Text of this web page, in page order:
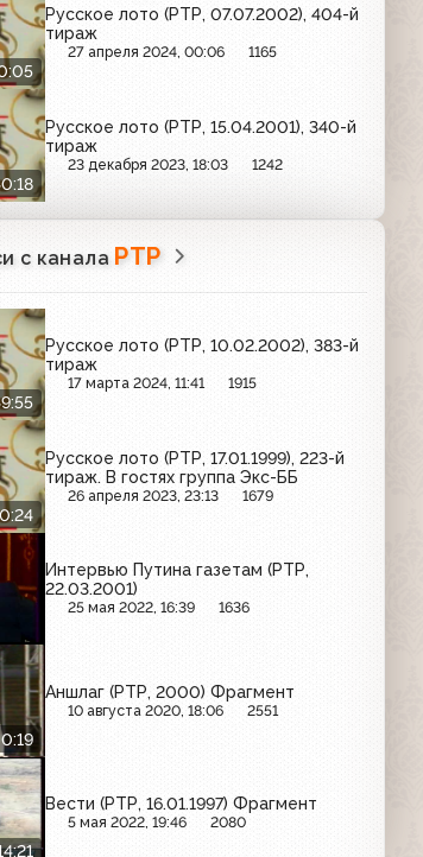
Русское лото (РТР, 07.07.2002), 404-й
тираж
27 апреля 2024, 00:06 1165
Русское лото (РТР, 15.04.2001), 340-й
тираж
23 декабря 2023, 18:03 1242
с канала РТР
Русское лото (РТР, 10.02.2002), 383-й
тираж
17 марта 2024, 11:41 1915
Русское лото (РТР, 17.01.1999), 223-й
тираж. В гостях группа Экс-ББ
26 апреля 2023, 23:13 1679
Интервью Путина газетам (РТР,
22.03.2001)
25 мая 2022, 16:39 1636
Аншлаг (РТР, 2000) Фрагмент
10 августа 2020, 18:06 2551
Вести (РТР, 16.01.1997) Фрагмент
5 мая 2022, 19:46 2080